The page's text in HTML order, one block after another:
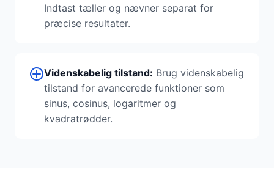
Indtast tæller og nævner separat for
præcise resultater.
Videnskabelig tilstand: Brug videnskabelig
tilstand for avancerede funktioner som
sinus, cosinus, logaritmer og
kvadratrødder.